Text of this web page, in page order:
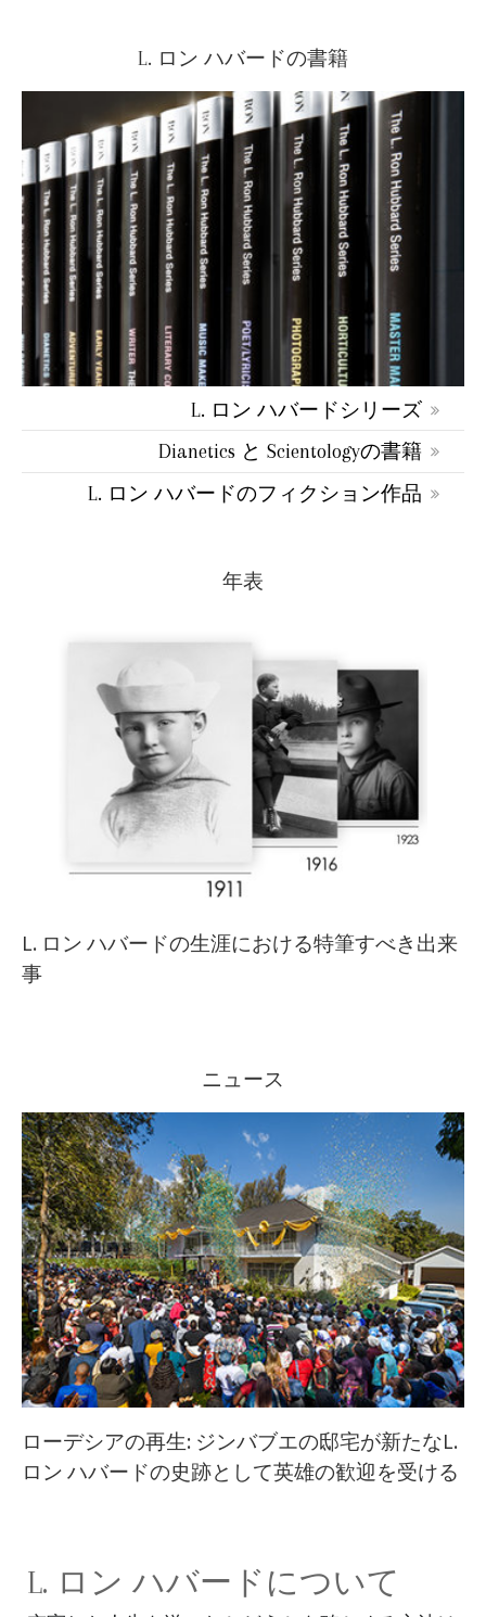
L. ロン ハバードの書籍
L. ロン ハバードシリーズ
Dianetics と Scientologyの書籍
L. ロン ハバードのフィクション作品
年表
L. ロン ハバードの生涯における特筆すべき出来
事
ニュース
ローデシアの再生: ジンバブエの邸宅が新たなL.
ロン ハバードの史跡として英雄の歓迎を受ける
L. ロン ハバードについて